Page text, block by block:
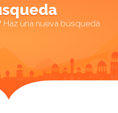
una nueva búsqueda